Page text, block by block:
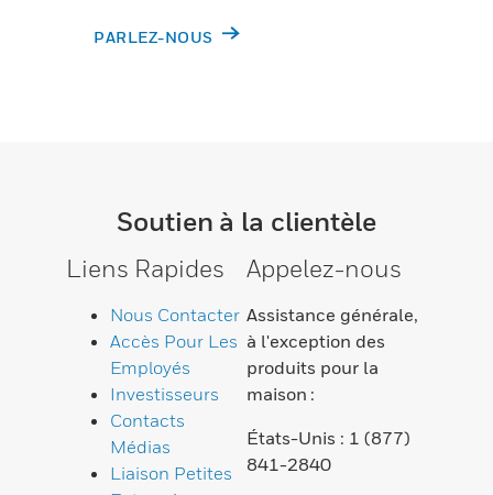
PARLEZ-NOUS
Soutien à la clientèle
Liens Rapides
Nous Contacter
Accès Pour Les
Employés
Investisseurs
Contacts
Médias
Liaison Petites
Appelez-nous
Assistance générale,
à l'exception des
produits pour la
maison :
États-Unis : 1 (877)
841-2840